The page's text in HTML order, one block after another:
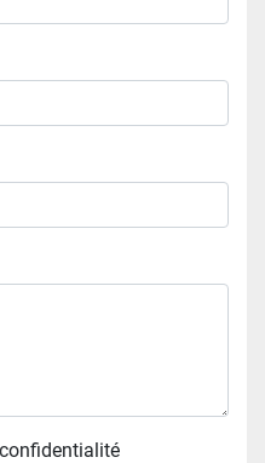
confidentialité